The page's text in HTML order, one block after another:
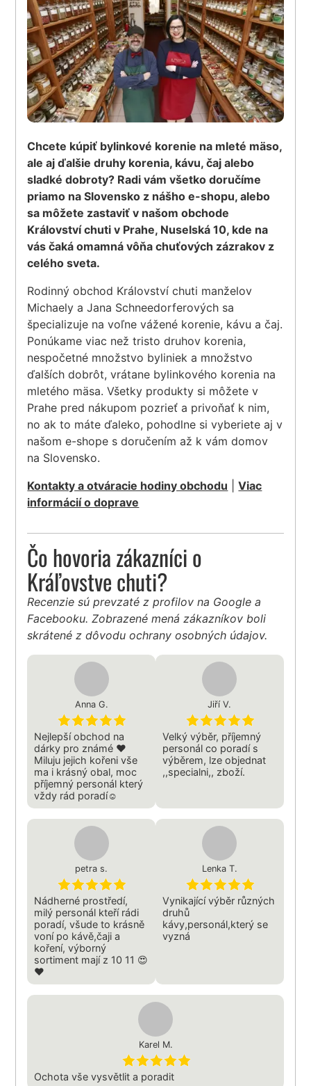
Chcete kúpiť bylinkové korenie na mleté mäso,
ale aj ďalšie druhy korenia, kávu, čaj alebo
sladké dobroty? Radi vám všetko doručíme
priamo na Slovensko z nášho e-shopu, alebo
sa môžete zastaviť v našom obchode
Království chuti v Prahe, Nuselská 10, kde na
vás čaká omamná vôňa chuťových zázrakov z
celého sveta.
Rodinný obchod Království chuti manželov
Michaely a Jana Schneedorferových sa
špecializuje na voľne vážené korenie, kávu a čaj.
Ponúkame viac než tristo druhov korenia,
nespočetné množstvo byliniek a množstvo
ďalších dobrôt, vrátane bylinkového korenia na
mletého mäsa. Všetky produkty si môžete v
Prahe pred nákupom pozrieť a privoňať k nim,
no ak to máte ďaleko, pohodlne si vyberiete aj v
našom e-shope s doručením až k vám domov
na Slovensko.
Kontakty a otváracie hodiny obchodu |Viac
informácií o doprave
Čo hovoria zákazníci o
Kráľovstve chuti?
Recenzie sú prevzaté z profilov na Google a
Facebooku. Zobrazené mená zákazníkov boli
skrátené z dôvodu ochrany osobných údajov.
Anna G.
Nejlepší obchod na
dárky pro známé ❤️
Miluju jejich kořeni vše
ma i krásný obal, moc
příjemný personál který
vždy rád poradí☺️
Jiří V.
Velký výběr, příjemný
personál co poradí s
výběrem, lze objednat
,,specialni,, zboží.
petra s.
Nádherné prostředí,
milý personál kteří rádi
poradí, všude to krásně
voní po kávě,čaji a
koření, výborný
sortiment mají z 10 11 😍
❤️
Lenka T.
Vynikající výběr různých
druhů
kávy,personál,který se
vyzná
Karel M.
Ochota vše vysvětlit a poradit